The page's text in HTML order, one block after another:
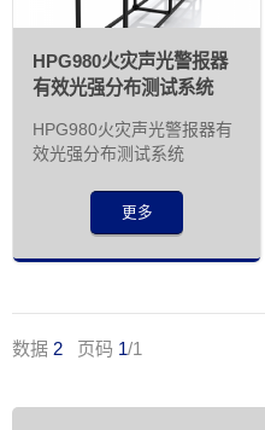
HPG980火灾声光警报器
有效光强分布测试系统
HPG980火灾声光警报器有
效光强分布测试系统
更多
数据 2 页码 1/1